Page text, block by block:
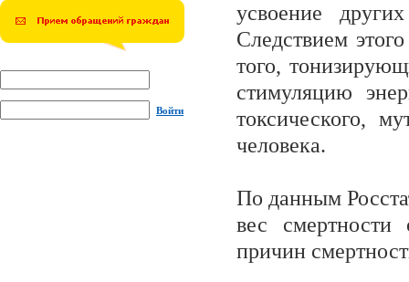
Войти
усвоение
Следствием
того,
стимуляцию
токсического,
человека.
По данным
вес смертности
причин